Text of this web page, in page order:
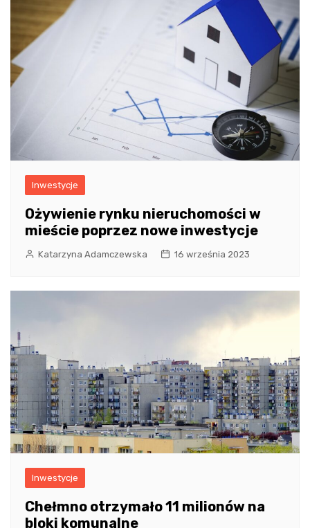
Inwestycje
Ożywienie rynku nieruchomości w
mieście poprzez nowe inwestycje
Katarzyna Adamczewska 16 września 2023
Inwestycje
Chełmno otrzymało 11 milionów na
bloki komunalne